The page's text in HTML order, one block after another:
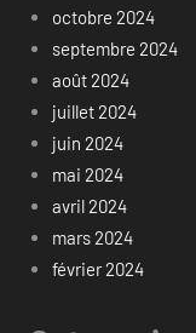
octobre 2024
septembre 2024
août 2024
juillet 2024
juin 2024
mai 2024
avril 2024
mars 2024
février 2024